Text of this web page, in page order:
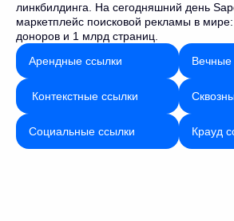
линкбилдинга. На сегодняшний день
маркетплейс поисковой рекламы в
доноров и 1 млрд страниц.
Арендные ссылки
Вечные
Контекстные ссылки
Социальные ссылки Крауд